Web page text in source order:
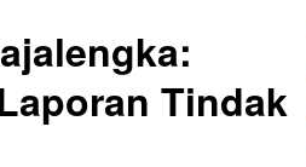
Tindak